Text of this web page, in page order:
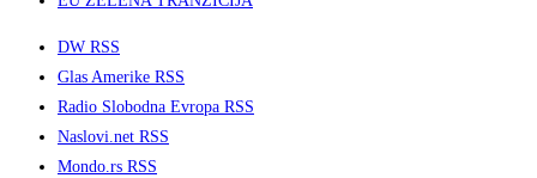
DW RSS
Glas Amerike RSS
Radio Slobodna Evropa RSS
Naslovi.net RSS
Mondo.rs RSS